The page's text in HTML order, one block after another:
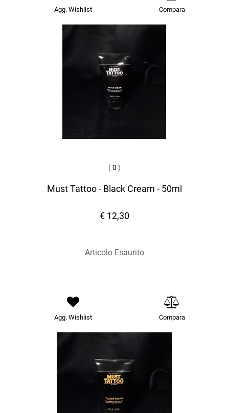
Agg. Wishlist Compara
(0 )
Must Tattoo - Black Cream - 50ml
€ 12,30
Articolo Esaurito
Agg. Wishlist Compara